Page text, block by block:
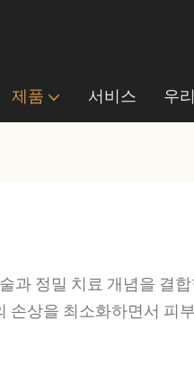
제품 서비스 우
과 정밀 치료 개념을 결
손상을 최소화하면서 피